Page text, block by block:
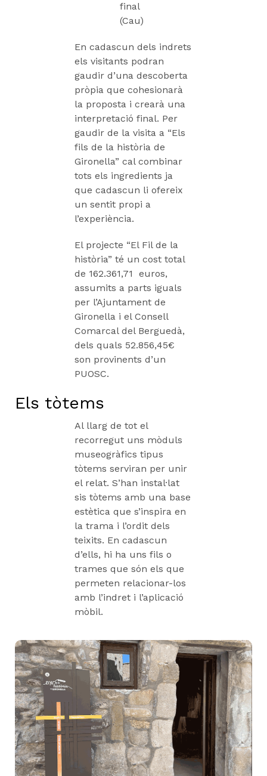
final
(Cau)
En cadascun dels indrets
els visitants podran
gaudir d’una descoberta
pròpia que cohesionarà
la proposta i crearà una
interpretació final. Per
gaudir de la visita a “Els
fils de la història de
Gironella” cal combinar
tots els ingredients ja
que cadascun li ofereix
un sentit propi a
l’experiència.
El projecte “El Fil de la
història” té un cost total
de 162.361,71 euros,
assumits a parts iguals
per l’Ajuntament de
Gironella i el Consell
Comarcal del Berguedà,
dels quals 52.856,45€
son provinents d’un
PUOSC.
Els tòtems
Al llarg de tot el
recorregut uns mòduls
museogràfics tipus
tòtems serviran per unir
el relat. S’han instal·lat
sis tòtems amb una base
estètica que s’inspira en
la trama i l’ordit dels
teixits. En cadascun
d’ells, hi ha uns fils o
trames que són els que
permeten rela­cionar-los
amb l’indret i l’aplicació
mòbil.